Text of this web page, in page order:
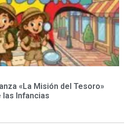
«La Misión del Tesoro»
las Infancias